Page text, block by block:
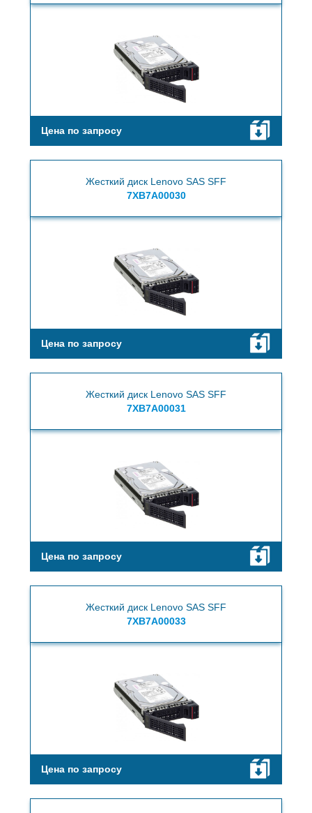
Цена по запросу
Жесткий диск Lenovo SAS SFF
7XB7A00030
Цена по запросу
Жесткий диск Lenovo SAS SFF
7XB7A00031
Цена по запросу
Жесткий диск Lenovo SAS SFF
7XB7A00033
Цена по запросу